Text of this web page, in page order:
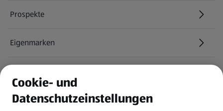
Prospekte
Eigenmarken
Newsletter
Cookie- und
Datenschutzeinstellungen